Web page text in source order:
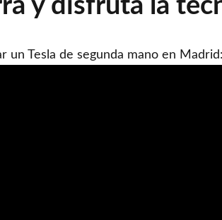
un Tesla de segunda mano en